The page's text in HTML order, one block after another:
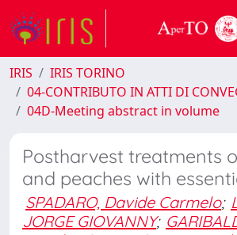
IRIS
IRIS TORINO
04-CONTRIBUTO IN ATTI DI
04D-Meeting abstract in volume
Postharvest treatments
and peaches with
SPADARO, Davide Carmelo;
JORGE GIOVANNY;